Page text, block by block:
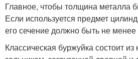
Главное, чтобы толщина металла
Если используется предмет
его сечение должно быть не
Классическая буржуйка состоит